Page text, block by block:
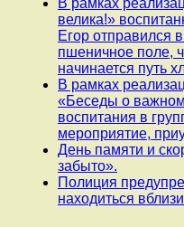
В рамках
велика!»
Егор отправился
пшеничное поле,
начинается путь
В рамках
«Беседы о
воспитания в
мероприятие,
День памяти и
забыто».
Полиция
находиться